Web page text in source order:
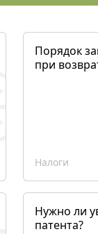
Порядок
при
Налоги
Нужно ли
патента?